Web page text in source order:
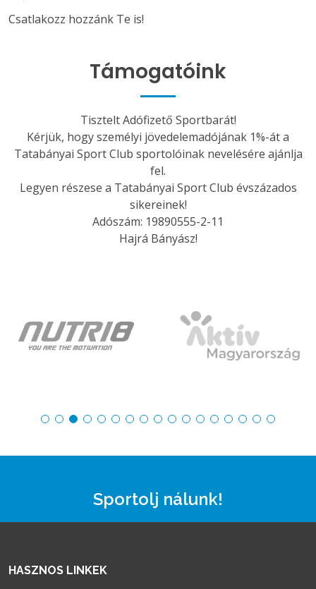
Csatlakozz hozzánk Te is!
Támogatóink
Tisztelt Adófizető Sportbarát!
Kérjük, hogy személyi jövedelemadójának 1%-át a
Tatabányai Sport Club sportolóinak nevelésére ajánlja
fel.
Legyen részese a Tatabányai Sport Club évszázados
sikereinek!
Adószám: 19890555-2-11
Hajrá Bányász!
Sportolj nálunk!
HASZNOS LINKEK